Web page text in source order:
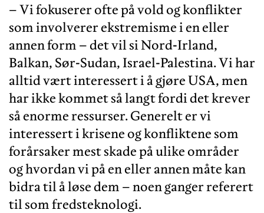
– Vi fokuserer ofte på vold og konflikter
som involverer ekstremisme i en eller
annen form – det vil si Nord-Irland,
Balkan, Sør-Sudan, Israel-Palestina. Vi har
alltid vært interessert i å gjøre USA, men
har ikke kommet så langt fordi det krever
så enorme ressurser. Generelt er vi
interessert i krisene og konfliktene som
forårsaker mest skade på ulike områder
og hvordan vi på en eller annen måte kan
bidra til å løse dem – noen ganger referert
til som fredsteknologi.